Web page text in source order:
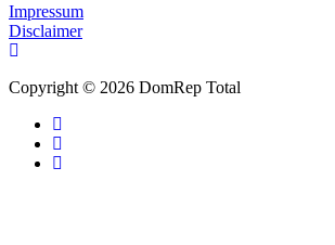
Impressum
Disclaimer
Copyright © 2026 DomRep Total